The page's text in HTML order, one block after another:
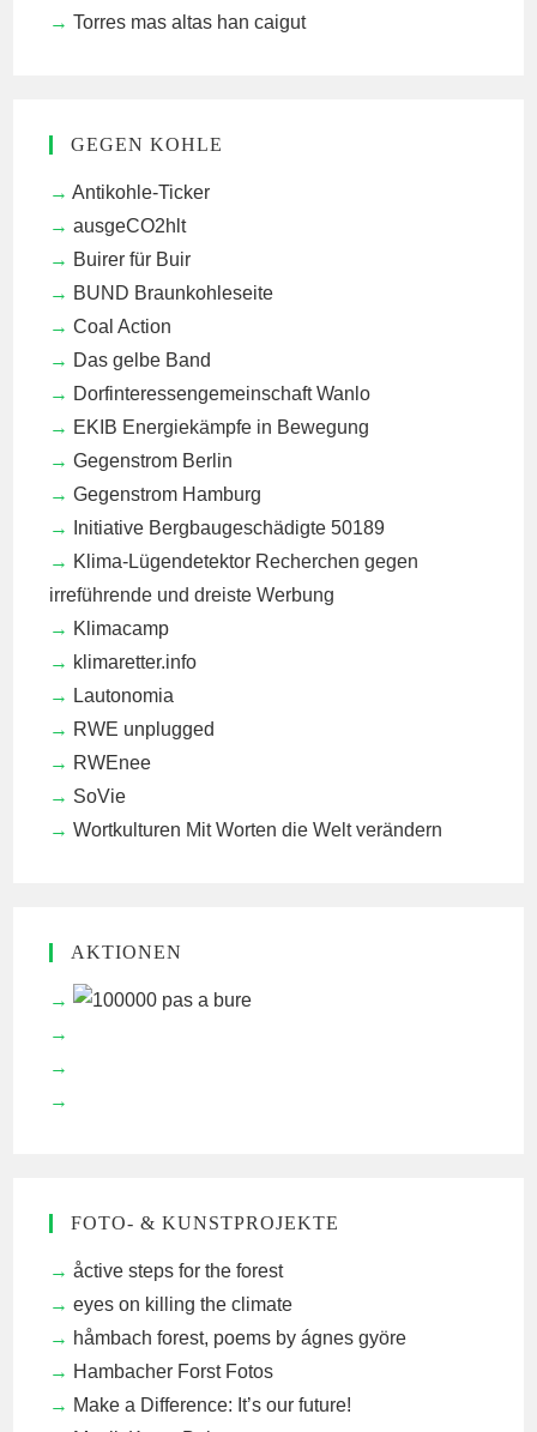
Torres mas altas han caigut
GEGEN KOHLE
Antikohle-Ticker
ausgeCO2hlt
Buirer für Buir
BUND Braunkohleseite
Coal Action
Das gelbe Band
Dorfinteressengemeinschaft Wanlo
EKIB Energiekämpfe in Bewegung
Gegenstrom Berlin
Gegenstrom Hamburg
Initiative Bergbaugeschädigte 50189
Klima-Lügendetektor Recherchen gegen
irreführende und dreiste Werbung
Klimacamp
klimaretter.info
Lautonomia
RWE unplugged
RWEnee
SoVie
Wortkulturen Mit Worten die Welt verändern
AKTIONEN
FOTO- & KUNSTPROJEKTE
åctive steps for the forest
eyes on killing the climate
håmbach forest, poems by ágnes györe
Hambacher Forst Fotos
Make a Difference: It’s our future!